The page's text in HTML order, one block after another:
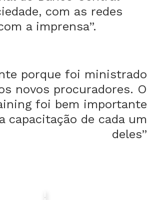
com as redes
a imprensa”.
porque foi ministrado
novos procuradores. O
foi bem importante
capacitação de cada um
deles”